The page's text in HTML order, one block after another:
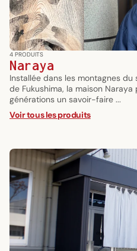
4 PRODUITS
Naraya
Installée dans les montagnes du
de Fukushima, la maison
générations un savoir-faire ...
Voir tous les produits